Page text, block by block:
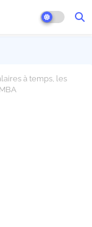
à temps, les